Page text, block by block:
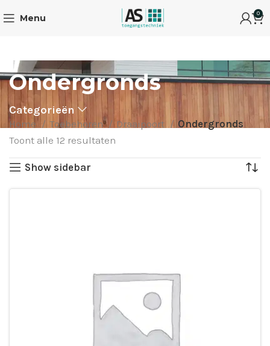
Menu 0
Ondergronds
Categorieën
Home Toebehoren Draaipoort
Ondergronds
Toont alle 12 resultaten
Show sidebar